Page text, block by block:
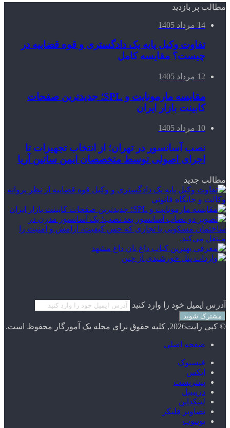
مطالب پر بازدید
14 مرداد 1405
تفاوت وکیل پایه یک دادگستری و قوه قضاییه در
چیست؟ مقایسه کامل
12 مرداد 1405
مقایسه مارمونایت و SPL؛ جدیدترین صفحات
کابینت بازار ایران
10 مرداد 1405
نصب آسانسور در تهران؛ از انتخاب تجهیزات تا
اجرای اصولی توسط متخصصان ایمن ساتین آریا
مطالب جدید
آدرس ایمیل خود را وارد کنید
© کپی رایت2026, کلیه حقوق برای مجله یک آموزگار محفوظ است.
صفحه اصلی
فیسبوک
ایکس
پینتریست
دریبببل
لینکداین
تصاویر فلیکر
یوتیوب